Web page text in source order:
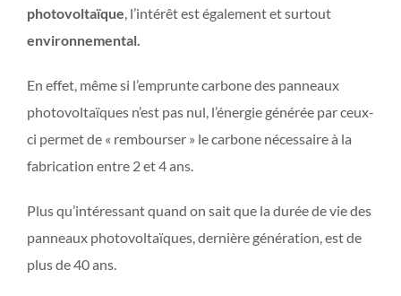
photovoltaïque, l’intérêt est également et surtout
environnemental.
En effet, même si l’emprunte carbone des panneaux
photovoltaïques n’est pas nul, l’énergie générée par ceux-
ci permet de « rembourser » le carbone nécessaire à la
fabrication entre 2 et 4 ans.
Plus qu’intéressant quand on sait que la durée de vie des
panneaux photovoltaïques, dernière génération, est de
plus de 40 ans.